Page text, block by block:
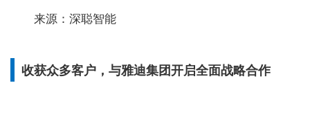
来源：深聪智能
收获众多客户，与雅迪集团开启全面战略合作